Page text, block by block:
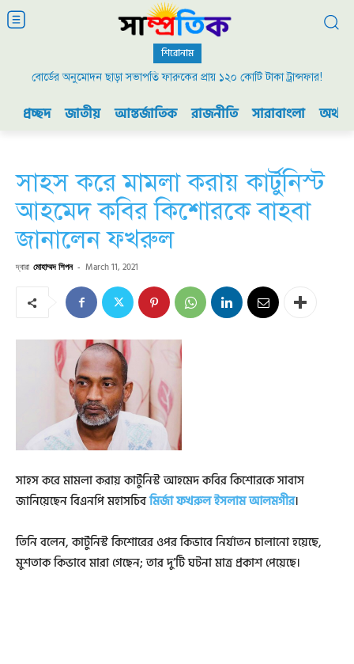
শিরোনাম
বোর্ডের অনুমোদন ছাড়া সভাপতি ফারুকের প্রায় ১২০ কোটি টাকা ট্রান্সফার!
প্রচ্ছদ জাতীয় আন্তর্জাতিক রাজনীতি সারাবাংলা
সাহস করে মামলা করায় কার্টুনিস্ট
আহমেদ কবির কিশোরকে বাহবা
জানালেন ফখরুল
দ্বারা মোহাম্মদ শিপন - March 11, 2021
সাহস করে মামলা করায় কার্টুনিস্ট আহমেদ কবির কিশোরকে সাবাস
জানিয়েছেন বিএনপি মহাসচিবমির্জা ফখরুল ইসলাম আলমগীর।
তিনি বলেন, কার্টুনিস্ট কিশোরের ওপর কিভাবে নির্যাতন চালানো হয়েছে,
মুশতাক কিভাবে মারা গেছেন; তার দু’টি ঘটনা মাত্র প্রকাশ পেয়েছে।